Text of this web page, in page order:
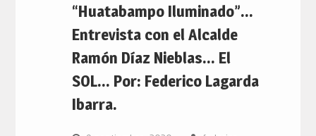
“Huatabampo Iluminado”…
Entrevista con el Alcalde
Ramón Díaz Nieblas… El
SOL… Por: Federico Lagarda
Ibarra.